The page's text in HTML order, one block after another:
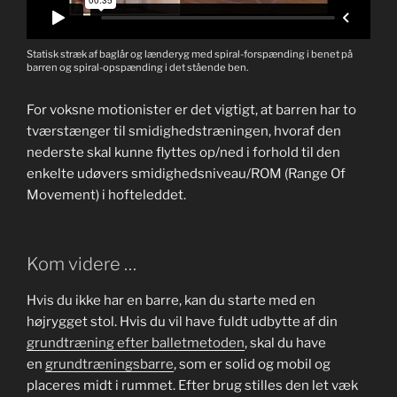
Statisk stræk af baglår og lænderyg med spiral-forspænding i benet på
barren og spiral-opspænding i det stående ben.
For voksne motionister er det vigtigt, at barren har to
tværstænger til smidighedstræningen, hvoraf den
nederste skal kunne flyttes op/ned i forhold til den
enkelte udøvers smidighedsniveau/ROM (Range Of
Movement) i hofteleddet.
Kom videre …
Hvis du ikke har en barre, kan du starte med en
højrygget stol. Hvis du vil have fuldt udbytte af din
grundtræning efter balletmetoden, skal du have
en grundtræningsbarre, som er solid og mobil og
placeres midt i rummet. Efter brug stilles den let væk